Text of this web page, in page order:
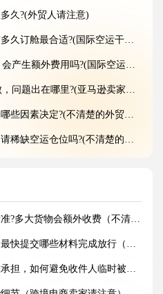
久?(外贸人请注意)
最合适?(国际空运干货知识分享)
外费用吗?(国际空运干货知识分享)
题出在哪里?(亚马逊卖家请注意)
素决定?(不清楚的外贸人看过来)
运仓位吗?(不清楚的外贸人看过来)
有哪些整改方式(国际空运干货知识分享)
亚马逊仓内拥堵?(国际空运干货知识分享)
么处理（不清楚的跨境卖家看过来）
税费的办法吗（国际快递干货知识分享）
跨境发货包装指南）
会额外收费（不清楚的外贸人看过来）
完成放行（不清楚的跨境电商卖家看过来）
件人临时被收取杂费?(国际海运干货知识分享)